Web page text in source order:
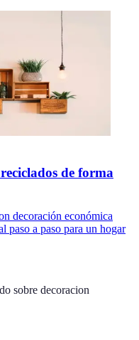
de forma
decoración económica
paso a paso para un hogar
sobre decoracion